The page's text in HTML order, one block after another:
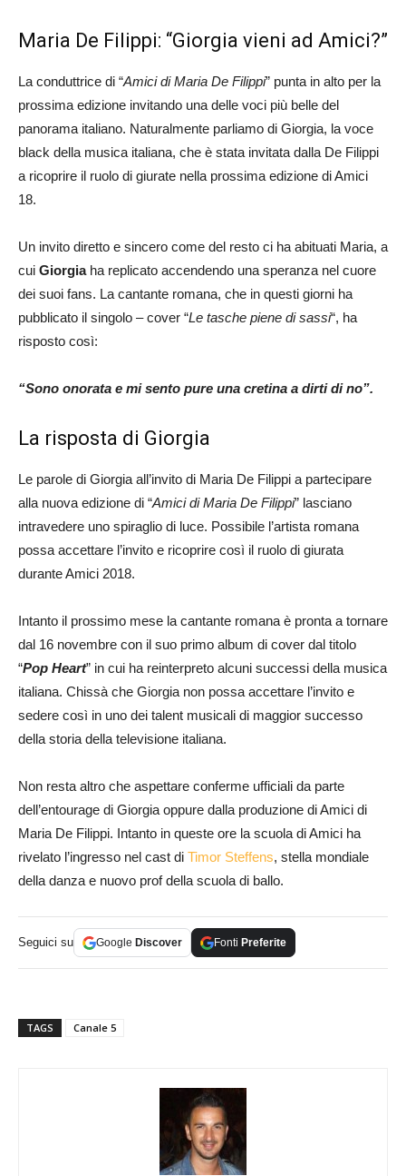
Maria De Filippi: “Giorgia vieni ad Amici?”
La conduttrice di “Amici di Maria De Filippi” punta in alto per la
prossima edizione invitando una delle voci più belle del
panorama italiano. Naturalmente parliamo di Giorgia, la voce
black della musica italiana, che è stata invitata dalla De Filippi
a ricoprire il ruolo di giurate nella prossima edizione di Amici
18.
Un invito diretto e sincero come del resto ci ha abituati Maria, a
cui Giorgiaha replicato accendendo una speranza nel cuore
dei suoi fans. La cantante romana, che in questi giorni ha
pubblicato il singolo – cover “Le tasche piene di sassi“, ha
risposto così:
“Sono onorata e mi sento pure una cretina a dirti di no”.
La risposta di Giorgia
Le parole di Giorgia all’invito di Maria De Filippi a partecipare
alla nuova edizione di “Amici di Maria De Filippi” lasciano
intravedere uno spiraglio di luce. Possibile l’artista romana
possa accettare l’invito e ricoprire così il ruolo di giurata
durante Amici 2018.
Intanto il prossimo mese la cantante romana è pronta a tornare
dal 16 novembre con il suo primo album di cover dal titolo
“Pop Heart” in cui ha reinterpreto alcuni successi della musica
italiana. Chissà che Giorgia non possa accettare l’invito e
sedere così in uno dei talent musicali di maggior successo
della storia della televisione italiana.
Non resta altro che aspettare conferme ufficiali da parte
dell’entourage di Giorgia oppure dalla produzione di Amici di
Maria De Filippi. Intanto in queste ore la scuola di Amici ha
rivelato l’ingresso nel cast di Timor Steffens, stella mondiale
della danza e nuovo prof della scuola di ballo.
Seguici su Google Discover Fonti Preferite
TAGS Canale 5